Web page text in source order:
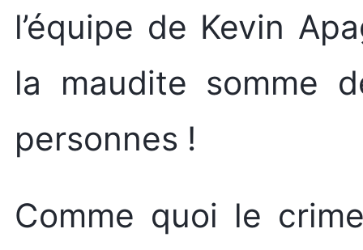
l’équipe de Kevin
la maudite somme
personnes !
Comme quoi le